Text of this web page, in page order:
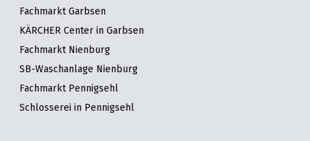
Fachmarkt Garbsen
KÄRCHER Center in Garbsen
Fachmarkt Nienburg
SB-Waschanlage Nienburg
Fachmarkt Pennigsehl
Schlosserei in Pennigsehl